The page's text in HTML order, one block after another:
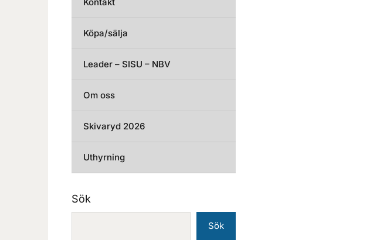
Köpa/sälja
Leader – SISU – NBV
Om oss
Skivaryd 2026
Uthyrning
Sök
Sök